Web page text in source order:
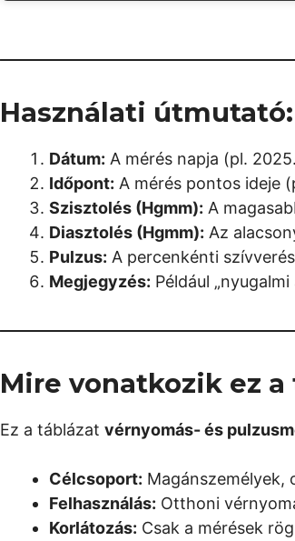
Használati útmutató:
Dátum: A mérés napja (pl.
Időpont: A mérés pontos ideje
Szisztolés (Hgmm): A
Diasztolés (Hgmm): Az
Pulzus: A percenkénti
Megjegyzés: Például
Mire vonatkozik ez a
Ez a táblázat vérnyomás- és
Célcsoport: Magánszemélyek,
Felhasználás: Otthoni
Korlátozás: Csak a mérések